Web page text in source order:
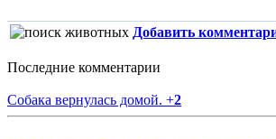
Добавить
Последние комментарии
Собака вернулась домой. +2